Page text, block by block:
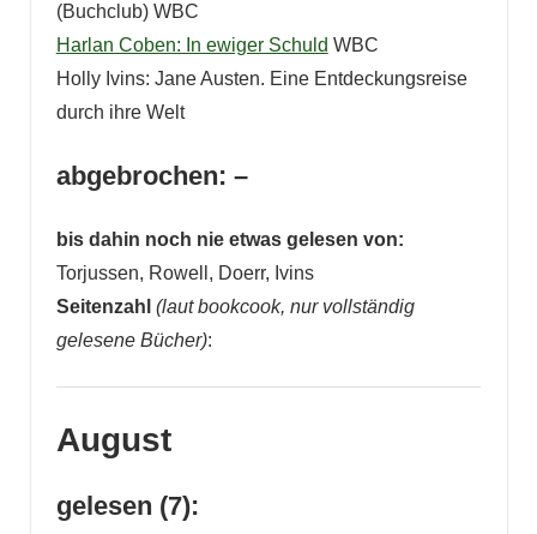
(Buchclub) WBC
Harlan Coben: In ewiger Schuld WBC
Holly Ivins: Jane Austen. Eine Entdeckungsreise
durch ihre Welt
abgebrochen: –
bis dahin noch nie etwas gelesen von:
Torjussen, Rowell, Doerr, Ivins
Seitenzahl (laut bookcook, nur vollständig
gelesene Bücher):
August
gelesen (7):